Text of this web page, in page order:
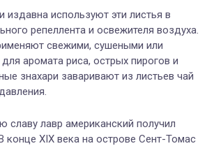
издавна используют эти листья в
репеллента и освежителя воздуха.
свежими, сушеными или
аромата риса, острых пирогов и
знахари заваривают из листьев чай
славу лавр американский получил
конце XIX века на острове Сент-Томас